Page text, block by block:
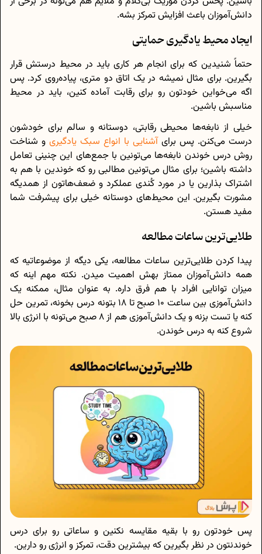
دانش‌آموزان باعث افزایش تمرکز بشه.
ایجاد محیط یادگیری حمایتی
حتماً شنیدین که برای انجام هر کاری باید در محیط درستش قرار
بگیرین. برای مثال نمیشه در یک اتاق دو متری، پیاده‌روی کرد. پس
اگه می‌خواین خودتون رو برای رقابت آماده کنین، باید در محیط
مناسبش باشین.
خیلی از نابغه‌ها محیطی رقابتی، دوستانه و سالم برای خودشون
درست می‌کنن. پس برایآشنایی با انواع سبک یادگیری و شناخت
روش درس خوندن نابغه‌ها می‌تونین با جمع‌های این چنینی تعامل
داشته باشین؛ برای مثال می‌تونین مطالبی رو که خوندین با هم به
اشتراک بذارین یا در مورد کُندی عملکرد و ضعف‌هاتون از همدیگه
مشورت بگیرین. این محیط‌های دوستانه خیلی برای پیشرفت شما
مفید هستن.
طلایی‌ترین ساعات مطالعه
پیدا کردن طلایی‌ترین ساعات مطالعه، یکی دیگه از موضوعاتیه که
همه دانش‌آموزان ممتاز بهش اهمیت میدن. نکته مهم اینه که
میزان توانایی افراد با هم فرق داره. به عنوان مثال، ممکنه یک
دانش‌آموزی بین ساعت 10 صبح تا 18 بتونه درس بخونه، تمرین حل
کنه یا تست بزنه و یک دانش‌آموزی هم از 8 صبح می‌تونه با انرژی بالا
شروع کنه به درس خوندن.
پس خودتون رو با بقیه مقایسه نکنین و ساعاتی رو برای درس
خوندنتون در نظر بگیرین که بیشترین دقت، تمرکز و انرژی رو دارین.